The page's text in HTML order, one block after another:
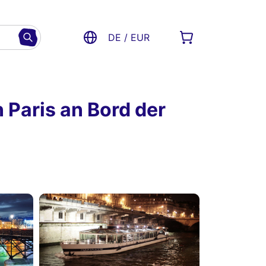
DE / EUR
an Bord der